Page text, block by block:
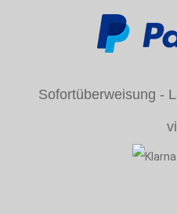
Sofortüberweisung -